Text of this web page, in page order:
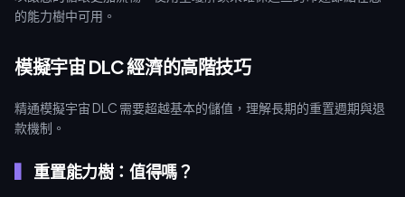
的能力樹中可用。
模擬宇宙 DLC 經濟的高階技巧
精通模擬宇宙 DLC 需要超越基本的儲值，理解長期的重置週期與退
款機制。
重置能力樹：值得嗎？